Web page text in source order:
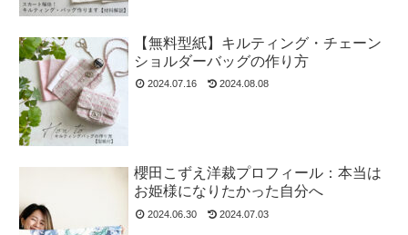
【無料型紙】キルティング・チェーン
ショルダーバッグの作り方
2024.07.16 2024.08.08
櫻田こずえ洋裁プロフィール：本当は
お姫様になりたかった自分へ
2024.06.30 2024.07.03